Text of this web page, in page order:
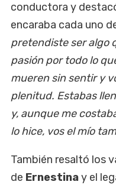
conductora y
encaraba cada uno
pretendiste ser algo
pasión por todo lo
mueren sin sentir y
plenitud. Estabas
y, aunque me
lo hice, vos el mío
También resaltó los
de Ernestinay el